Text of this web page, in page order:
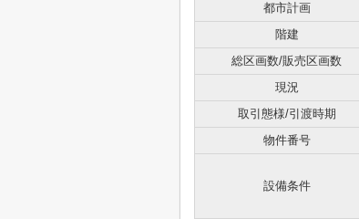
都市計画
階建
総区画数/販売区画数
現況
取引態様/引渡時期
物件番号
設備条件